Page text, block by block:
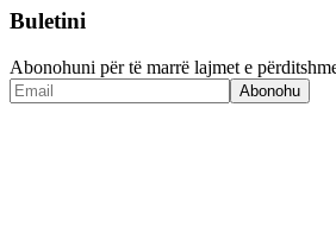
Buletini
Abonohuni për të marrë lajmet e
Abonohu